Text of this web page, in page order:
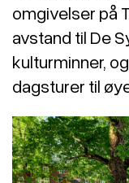
omgivelser på
avstand til De
kulturminner,
dagsturer til